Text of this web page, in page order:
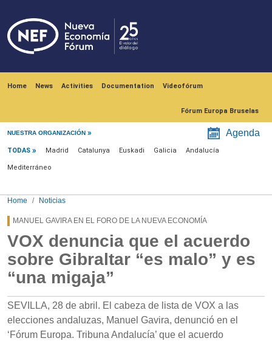
Home News Activities Documentation Videofórum
Fórum Europa Bruselas
NUESTRA ORGANIZACIÓN Agenda
Menú noticias
TODAS Madrid Catalunya Euskadi Galicia Andalucía
Mediterráneo
Home Noticias
MANUEL GAVIRA EN EL FORO DE LA NUEVA ECONOMÍA
VOX denuncia que el acuerdo
sobre Gibraltar “es malo” y es
“una migaja”
SEVILLA, 28 de abril. El cabeza de lista de VOX a las
elecciones andaluzas, Manuel Gavira, denunció en el
‘Fórum Europa. Tribuna Andalucía’ que el acuerdo